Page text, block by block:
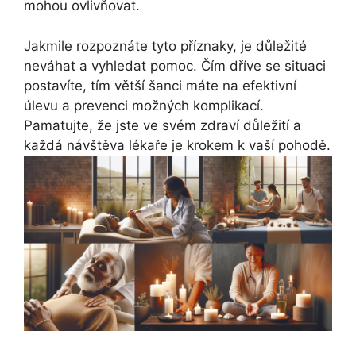
mohou ovlivňovat.
Jakmile rozpoznáte tyto příznaky, je důležité
neváhat a vyhledat pomoc. Čím dříve se situaci
postavíte, tím větší šanci máte na efektivní
úlevu a prevenci možných komplikací.
Pamatujte, že jste ve svém zdraví důležití a
každá návštěva lékaře je krokem k vaší pohodě.